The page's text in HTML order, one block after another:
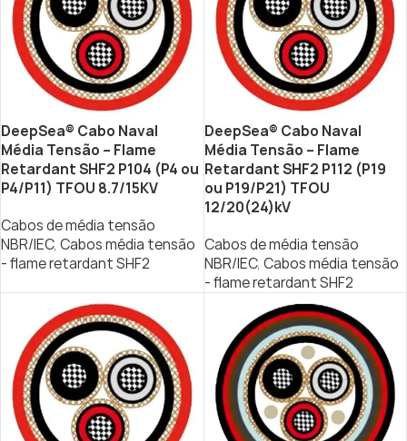
DeepSea® Cabo Naval
Média Tensão – Flame
Retardant SHF2 P104 (P4 ou
P4/P11) TFOU 8.7/15KV
Cabos de média tensão
NBR/IEC, Cabos média tensão
- flame retardant SHF2
DeepSea® Cabo Naval
Média Tensão – Flame
Retardant SHF2 P112 (P19
ou P19/P21) TFOU
12/20(24)kV
Cabos de média tensão
NBR/IEC, Cabos média tensão
- flame retardant SHF2